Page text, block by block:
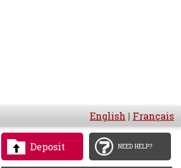
English | Français
Deposit NEED HELP?